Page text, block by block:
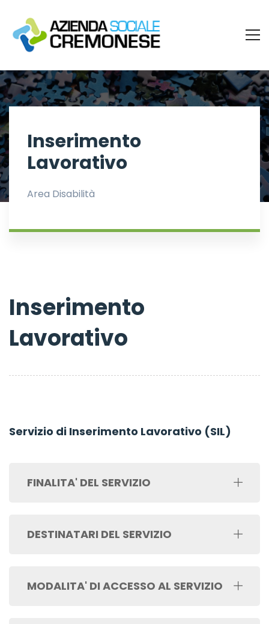
Inserimento
Lavorativo
Area Disabilità
Inserimento
Lavorativo
Servizio di Inserimento Lavorativo (SIL)
FINALITA' DEL SERVIZIO
DESTINATARI DEL SERVIZIO
MODALITA' DI ACCESSO AL SERVIZIO